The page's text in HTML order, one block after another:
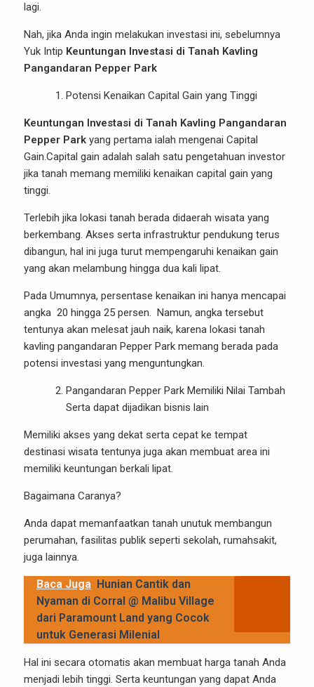
lagi.
Nah, jika Anda ingin melakukan investasi ini, sebelumnya
Yuk Intip Keuntungan Investasi di Tanah Kavling
Pangandaran Pepper Park
Potensi Kenaikan Capital Gain yang Tinggi
Keuntungan Investasi di Tanah Kavling Pangandaran
Pepper Park yang pertama ialah mengenai Capital
Gain.Capital gain adalah salah satu pengetahuan investor
jika tanah memang memiliki kenaikan capital gain yang
tinggi.
Terlebih jika lokasi tanah berada didaerah wisata yang
berkembang. Akses serta infrastruktur pendukung terus
dibangun, hal ini juga turut mempengaruhi kenaikan gain
yang akan melambung hingga dua kali lipat.
Pada Umumnya, persentase kenaikan ini hanya mencapai
angka 20 hingga 25 persen. Namun, angka tersebut
tentunya akan melesat jauh naik, karena lokasi tanah
kavling pangandaran Pepper Park memang berada pada
potensi investasi yang menguntungkan.
Pangandaran Pepper Park Memiliki Nilai Tambah
Serta dapat dijadikan bisnis lain
Memiliki akses yang dekat serta cepat ke tempat
destinasi wisata tentunya juga akan membuat area ini
memiliki keuntungan berkali lipat.
Bagaimana Caranya?
Anda dapat memanfaatkan tanah unutuk membangun
perumahan, fasilitas publik seperti sekolah, rumahsakit,
juga lainnya.
Baca Juga Hunian Cantik dan
Nyaman di Corral @ Malibu Village
dari Paramount Land yang Cocok
untuk Generasi Milenial
Hal ini secara otomatis akan membuat harga tanah Anda
menjadi lebih tinggi. Serta keuntungan yang dapat Anda